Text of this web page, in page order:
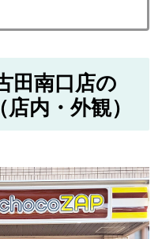
田南口店の
内・外観）